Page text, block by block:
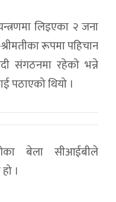
लिइएका २ जना
रूपमा पहिचान
संगठनमा रहेको भन्ने
पठाएको थियो ।
बेला सीआईबीले
।